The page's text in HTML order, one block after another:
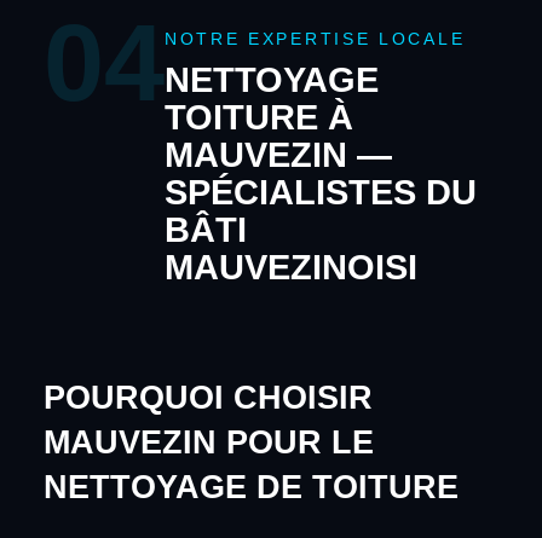
04 NOTRE EXPERTISE LOCALE
NETTOYAGE
TOITURE À
MAUVEZIN —
SPÉCIALISTES DU
BÂTI
MAUVEZINOISI
POURQUOI CHOISIR
MAUVEZIN POUR LE
NETTOYAGE DE TOITURE